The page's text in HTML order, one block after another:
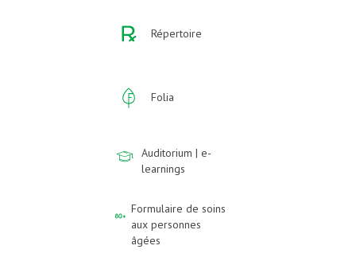
Répertoire
Folia
Auditorium | e-
learnings
Formulaire de soins
aux personnes
âgées